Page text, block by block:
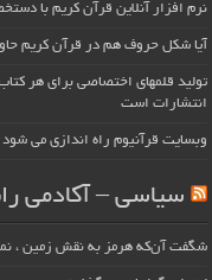
نرم افزار آنلاین قرآن کریم با
آیا شکل حروف هم در قرآن کریم
تولید قلمهای اختصاصی برای هر
انتشارات است
وبسایت قرآنیوم راه اندازی می شود
سیاسی – آکادمی
شگفت آن‌که هرمز به نقش زمین ،